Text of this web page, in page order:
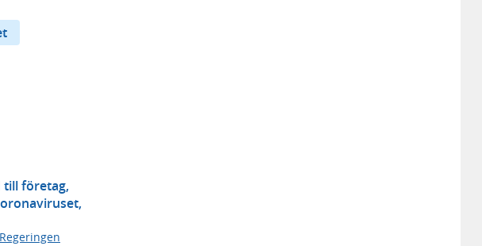
till företag,
Regeringen